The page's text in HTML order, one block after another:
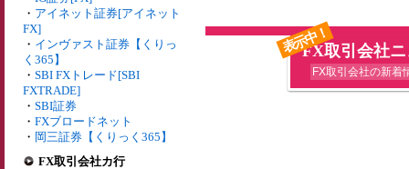
・ アイネット証券[アイネット
FX]
・ インヴァスト証券【くりっ
く365】
・ SBI FXトレード[SBI
FXTRADE]
・ SBI証券
・ FXブロードネット
・ 岡三証券【くりっく365】
FX取引会社カ行
表示中！
FX取引会社
FX取引会社の新着